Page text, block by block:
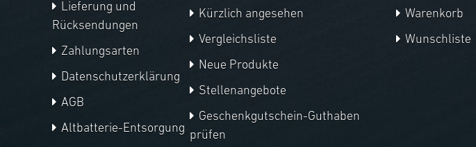
Lieferung und
Rücksendungen
Zahlungsarten
Datenschutzerklärung
AGB
Altbatterie-Entsorgung
Kürzlich angesehen
Vergleichsliste
Neue Produkte
Stellenangebote
Geschenkgutschein-Guthaben
prüfen
Warenkorb
Wunschliste